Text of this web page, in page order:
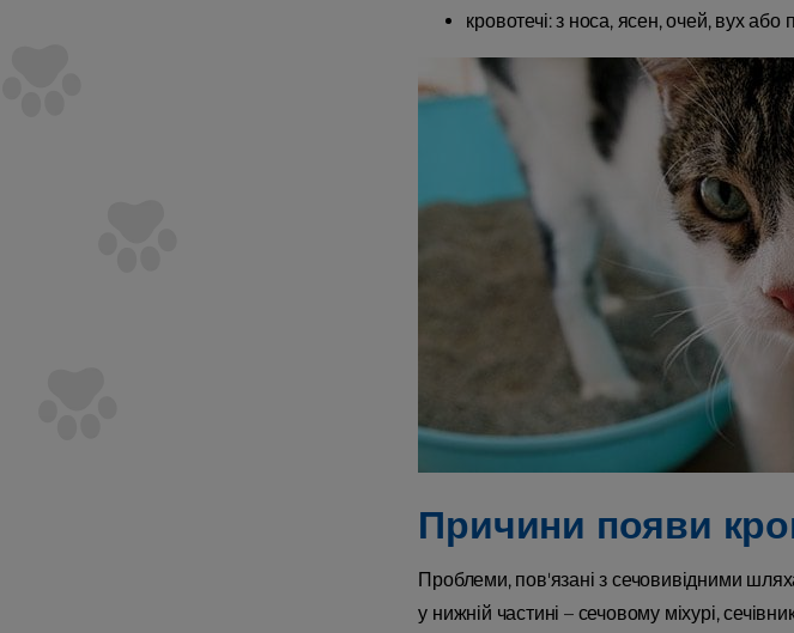
кровотечі: з носа, ясен, очей, вух
Причини появи
Проблеми, пов'язані з сечовивідними
у нижній частині – сечовому міхурі,